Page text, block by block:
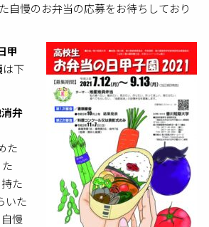
⾃慢のお弁当の応募をお待ちしており
甲
は下
消弁
た
た
いた
慢